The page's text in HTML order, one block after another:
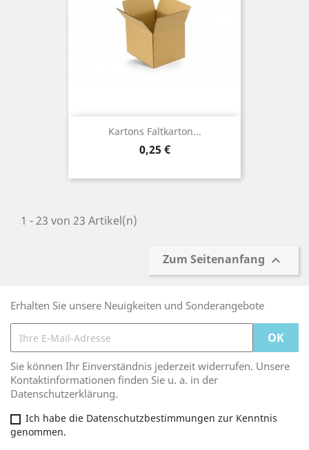
Kartons Faltkarton...
Preis
0,25 €
1 - 23 von 23 Artikel(n)
Zum Seitenanfang 
Erhalten Sie unsere Neuigkeiten und Sonderangebote
Sie können Ihr Einverständnis jederzeit widerrufen. Unsere
Kontaktinformationen finden Sie u. a. in der
Datenschutzerklärung.
Ich habe die Datenschutzbestimmungen zur Kenntnis
genommen.